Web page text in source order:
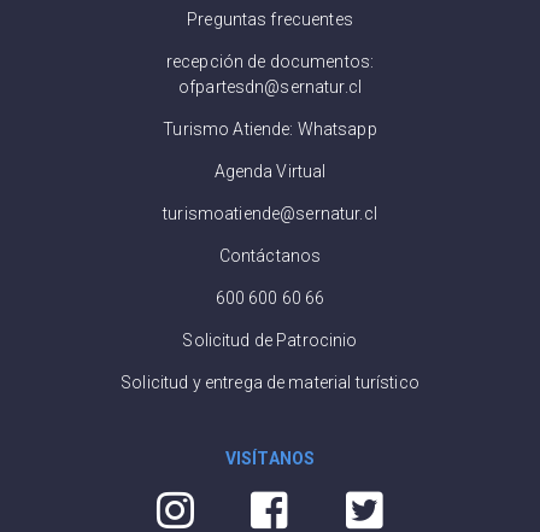
Preguntas frecuentes
recepción de documentos:
ofpartesdn@sernatur.cl
Turismo Atiende: Whatsapp
Agenda Virtual
turismoatiende@sernatur.cl
Contáctanos
600 600 60 66
Solicitud de Patrocinio
Solicitud y entrega de material turístico
VISÍTANOS